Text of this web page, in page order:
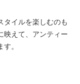
タイルを楽しむのも
映えて、アンティー
。